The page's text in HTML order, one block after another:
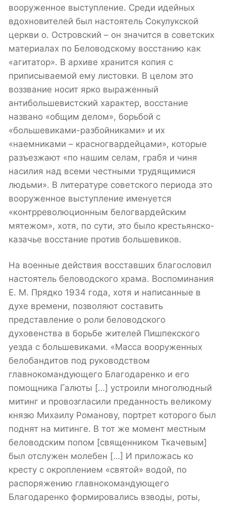
вооруженное выступление. Среди идейных
вдохновителей был настоятель Сокулукской
церкви о. Островский – он значится в советских
материалах по Беловодскому восстанию как
«агитатор». В архиве хранится копия с
приписываемой ему листовки. В целом это
воззвание носит ярко выраженный
антибольшевистский характер, восстание
названо «общим делом», борьбой с
«большевиками-разбойниками» и их
«наемниками – красногвардейцами», которые
разъезжают «по нашим селам, грабя и чиня
насилия над всеми честными трудящимися
людьми». В литературе советского периода это
вооруженное выступление именуется
«контрреволюционным белогвардейским
мятежом», хотя, по сути, это было крестьянско-
казачье восстание против большевиков.
На военные действия восставших благословил
настоятель беловодского храма. Воспоминания
Е. М. Прядко 1934 года, хотя и написанные в
духе времени, позволяют составить
представление о роли беловодского
духовенства в борьбе жителей Пишпекского
уезда с большевиками. «Масса вооруженных
белобандитов под руководством
главнокомандующего Благодаренко и его
помощника Галюты […] устроили многолюдный
митинг и провозгласили преданность великому
князю Михаилу Романову, портрет которого был
поднят на митинге. В тот же момент местным
беловодским попом [священником Ткачевым]
был отслужен молебен […] И приложась ко
кресту с окроплением «святой» водой, по
распоряжению главнокомандующего
Благодаренко формировались взводы, роты,